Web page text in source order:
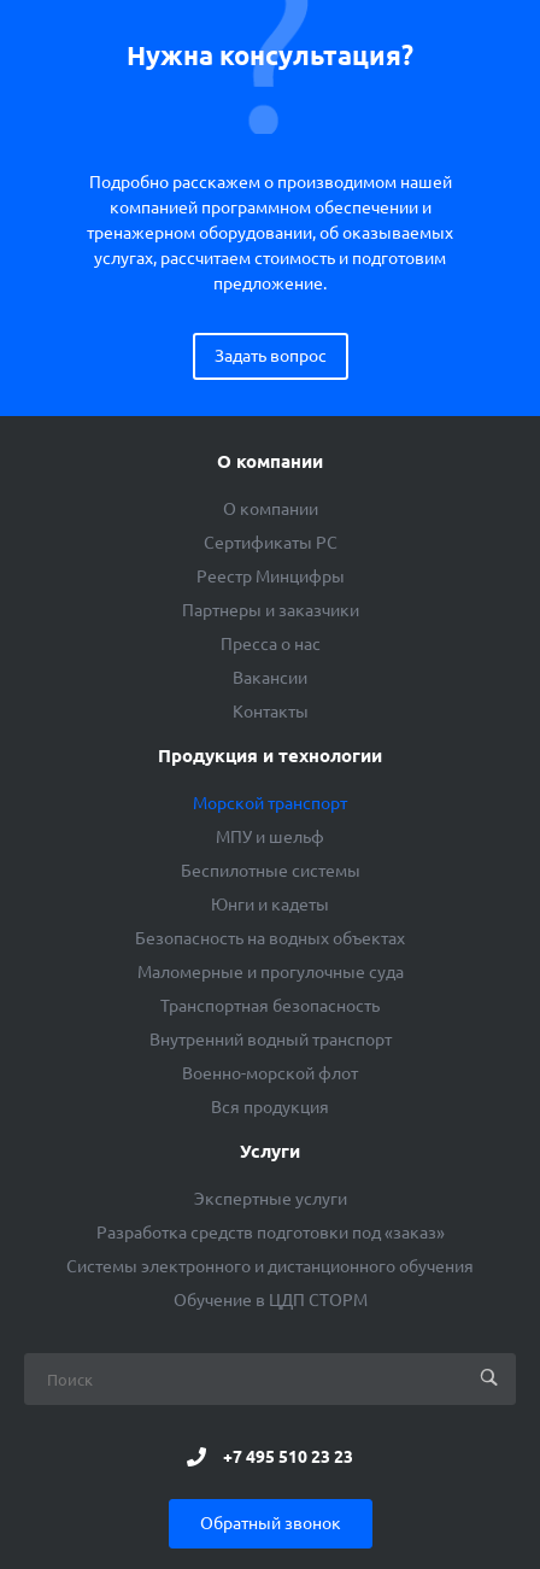
Нужна консультация?
Подробно расскажем о производимом нашей
компанией программном обеспечении и
тренажерном оборудовании, об оказываемых
услугах, рассчитаем стоимость и подготовим
предложение.
Задать вопрос
О компании
О компании
Сертификаты РС
Реестр Минцифры
Партнеры и заказчики
Пресса о нас
Вакансии
Контакты
Продукция и технологии
Морской транспорт
МПУ и шельф
Беспилотные системы
Юнги и кадеты
Безопасность на водных объектах
Маломерные и прогулочные суда
Транспортная безопасность
Внутренний водный транспорт
Военно-морской флот
Вся продукция
Услуги
Экспертные услуги
Разработка средств подготовки под «заказ»
Системы электронного и дистанционного обучения
Обучение в ЦДП СТОРМ
+7 495 510 23 23
Обратный звонок